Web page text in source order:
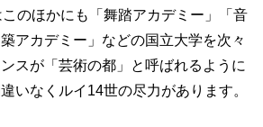
のほかにも「舞踏アカデミー」「音
アカデミー」などの国立大学を次々
スが「芸術の都」と呼ばれるように
いなくルイ14世の尽力があります。